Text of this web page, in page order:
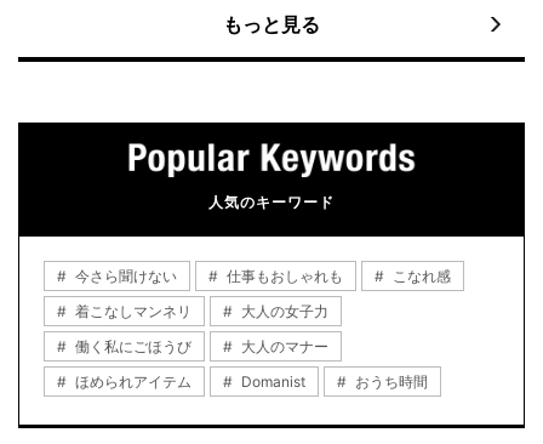
もっと見る
人気のキーワード
今さら聞けない 仕事もおしゃれも
こなれ感
着こなしマンネリ
大人の女子力
働く私にごほうび
大人のマナー
ほめられアイテム
Domanist おうち時間